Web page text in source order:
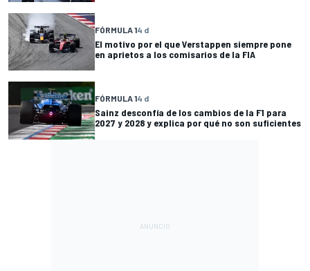
FÓRMULA 14 d
El motivo por el que Verstappen siempre pone
en aprietos a los comisarios de la FIA
FÓRMULA 14 d
Sainz desconfía de los cambios de la F1 para
2027 y 2028 y explica por qué no son suficientes